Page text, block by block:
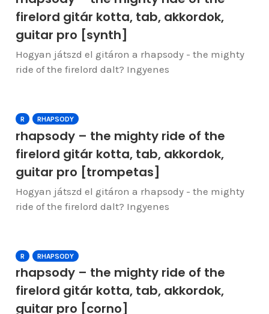
firelord gitár kotta, tab, akkordok,
guitar pro [synth]
Hogyan játszd el gitáron a rhapsody - the mighty
ride of the firelord dalt? Ingyenes
R RHAPSODY
rhapsody – the mighty ride of the
firelord gitár kotta, tab, akkordok,
guitar pro [trompetas]
Hogyan játszd el gitáron a rhapsody - the mighty
ride of the firelord dalt? Ingyenes
R RHAPSODY
rhapsody – the mighty ride of the
firelord gitár kotta, tab, akkordok,
guitar pro [corno]